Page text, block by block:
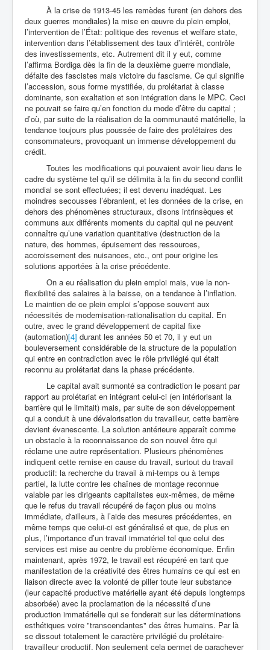
À la crise de 1913-45 les remèdes furent (en dehors des
deux guerres mondiales) la mise en œuvre du plein emploi,
l’intervention de l’État: politique des revenus et welfare state,
intervention dans l’établissement des taux d’intérêt, contrôle
des investissements, etc. Autrement dit il y eut, comme
l’affirma Bordiga dès la fin de la deuxième guerre mondiale,
défaite des fascistes mais victoire du fascisme. Ce qui signifie
l’accession, sous forme mystifiée, du prolétariat à classe
dominante, son exaltation et son intégration dans le MPC. Ceci
ne pouvait se faire qu’en fonction du mode d’être du capital ;
d’où, par suite de la réalisation de la communauté matérielle, la
tendance toujours plus poussée de faire des prolétaires des
consommateurs, provoquant un immense développement du
crédit.
Toutes les modifications qui pouvaient avoir lieu dans le
cadre du système tel qu’il se délimita à la fin du second conflit
mondial se sont effectuées; il est devenu inadéquat. Les
moindres secousses l’ébranlent, et les données de la crise, en
dehors des phénomènes structuraux, disons intrinsèques et
communs aux différents moments du capital qui ne peuvent
connaître qu’une variation quantitative (destruction de la
nature, des hommes, épuisement des ressources,
accroissement des nuisances, etc., ont pour origine les
solutions apportées à la crise précédente.
On a eu réalisation du plein emploi mais, vue la non-
flexibilité des salaires à la baisse, on a tendance à l’inflation.
Le maintien de ce plein emploi s’oppose souvent aux
nécessités de modernisation-rationalisation du capital. En
outre, avec le grand développement de capital fixe
(automation)[4] durant les années 50 et 70, il y eut un
bouleversement considérable de la structure de la population
qui entre en contradiction avec le rôle privilégié qui était
reconnu au prolétariat dans la phase précédente.
Le capital avait surmonté sa contradiction le posant par
rapport au prolétariat en intégrant celui-ci (en intériorisant la
barrière qui le limitait) mais, par suite de son développement
qui a conduit à une dévalorisation du travailleur, cette barrière
devient évanescente. La solution antérieure apparaît comme
un obstacle à la reconnaissance de son nouvel être qui
réclame une autre représentation. Plusieurs phénomènes
indiquent cette remise en cause du travail, surtout du travail
productif: la recherche du travail à mi-temps ou à temps
partiel, la lutte contre les chaînes de montage reconnue
valable par les dirigeants capitalistes eux-mêmes, de même
que le refus du travail récupéré de façon plus ou moins
immédiate, d'ailleurs, à l’aide des mesures précédentes, en
même temps que celui-ci est généralisé et que, de plus en
plus, l’importance d’un travail immatériel tel que celui des
services est mise au centre du problème économique. Enfin
maintenant, après 1972, le travail est récupéré en tant que
manifestation de la créativité des êtres humains ce qui est en
liaison directe avec la volonté de piller toute leur substance
(leur capacité productive matérielle ayant été depuis longtemps
absorbée) avec la proclamation de la nécessité d’une
production immatérielle qui se fonderait sur les déterminations
esthétiques voire "transcendantes" des êtres humains. Par là
se dissout totalement le caractère privilégié du prolétaire-
travailleur productif. Non seulement cela permet de parachever